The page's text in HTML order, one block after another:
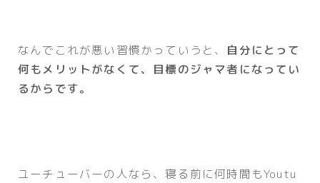
なんでこれが悪い習慣かっていうと、 自分にとって
何もメリットがなくて、目標のジャマ者になってい
るからです。
ユーチューバーの人なら、寝る前に何時間もYoutu